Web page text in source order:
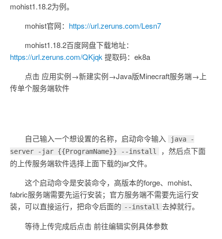
mohist1.18.2为例。
mohist官网： https://url.zeruns.com/Lesn7
mohist1.18.2百度网盘下载地址：
https://url.zeruns.com/QKjqk 提取码：ek8a
点击 应用实例→新建实例→Java版Minecraft服务端→上
传单个服务端软件
自己输入一个想设置的名称，启动命令输入
java -
server -jar {{ProgramName}} --install
，然后点下面
的上传服务端软件选择上面下载的jar文件。
这个启动命令是安装命令，高版本的forge、mohist、
fabric服务端需要先运行安装；官方服务端不需要先运行安
装，可以直接运行，把命令后面的 --install 去掉就行。
等待上传完成后点击 前往编辑实例具体参数